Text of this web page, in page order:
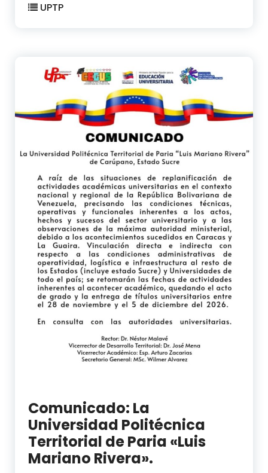
UPTP
Comunicado: La
Universidad Politécnica
Territorial de Paria «Luis
Mariano Rivera».